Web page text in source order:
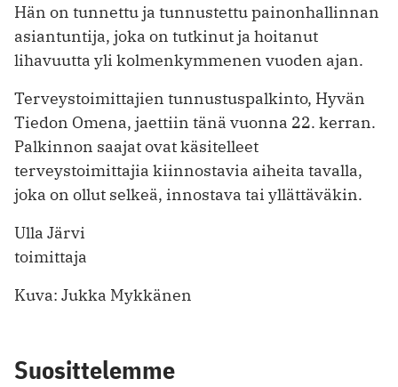
Hän on tunnettu ja tunnustettu painonhallinnan
asiantuntija, joka on tutkinut ja hoitanut
lihavuutta yli kolmenkymmenen vuoden ajan.
Terveystoimittajien tunnustuspalkinto, Hyvän
Tiedon Omena, jaettiin tänä vuonna 22. kerran.
Palkinnon saajat ovat käsitelleet
terveystoimittajia kiinnostavia aiheita tavalla,
joka on ollut selkeä, innostava tai yllättäväkin.
Ulla Järvi
toimittaja
Kuva: Jukka Mykkänen
Suosittelemme